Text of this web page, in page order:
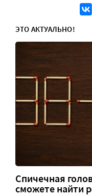
ЭТО АКТУАЛЬНО!
Спичечная
сможете найти